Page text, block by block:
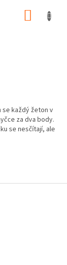
se každý žeton v
za dva body.
se nesčítají, ale